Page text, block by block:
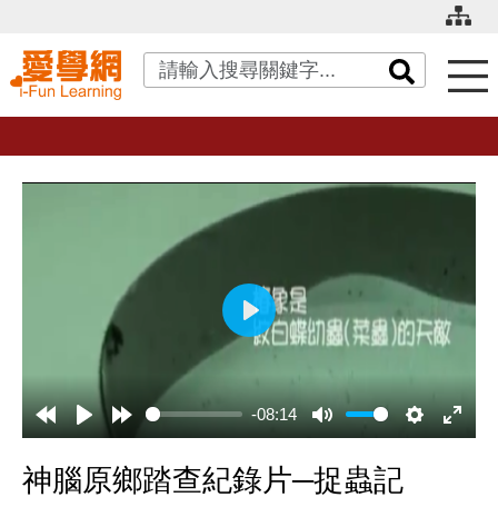
關鍵字搜尋
-08:14
播
放
神腦原鄉踏查紀錄片─捉蟲記